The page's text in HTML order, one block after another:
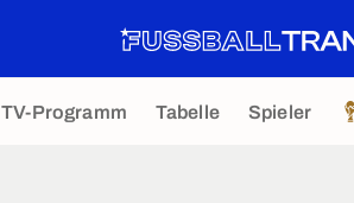
TV-Programm Tabelle Spieler